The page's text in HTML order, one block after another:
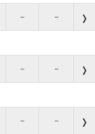
– –
– –
– –